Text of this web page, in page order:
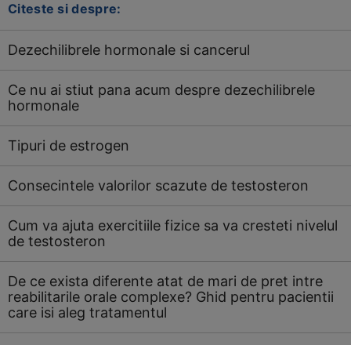
Citeste si despre:
Dezechilibrele hormonale si cancerul
Ce nu ai stiut pana acum despre dezechilibrele
hormonale
Tipuri de estrogen
Consecintele valorilor scazute de testosteron
Cum va ajuta exercitiile fizice sa va cresteti nivelul
de testosteron
De ce exista diferente atat de mari de pret intre
reabilitarile orale complexe? Ghid pentru pacientii
care isi aleg tratamentul